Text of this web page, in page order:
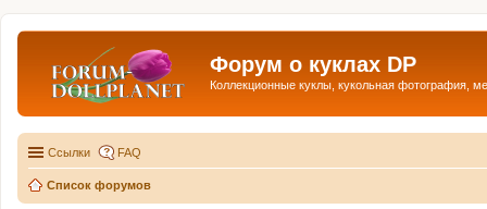
Форум о куклах DP
Коллекционные куклы, кукольная фотография,
Ссылки FAQ
Список форумов